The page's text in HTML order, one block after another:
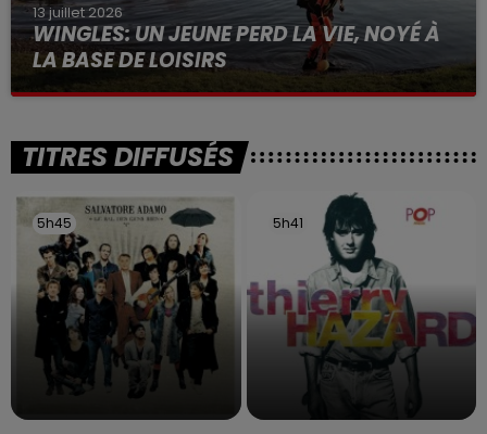
13 juillet 2026
WINGLES: UN JEUNE PERD LA VIE, NOYÉ À
LA BASE DE LOISIRS
La victime a coulé à pic
TITRES DIFFUSÉS
5h45
5h45 5h41
5h41